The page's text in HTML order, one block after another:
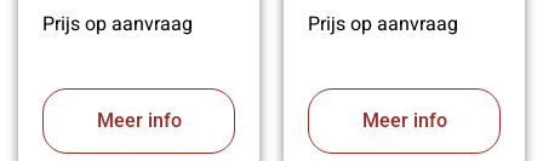
Prijs op aanvraag
Meer info
Prijs op aanvraag
Meer info